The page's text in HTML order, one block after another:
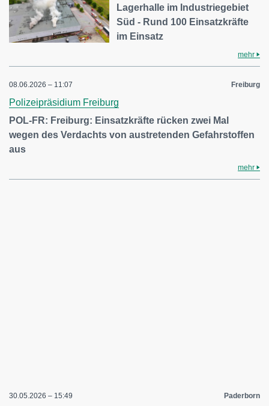
Lagerhalle im Industriegebiet
Süd - Rund 100 Einsatzkräfte
im Einsatz
mehr
08.06.2026 – 11:07 Freiburg
Polizeipräsidium Freiburg
POL-FR: Freiburg: Einsatzkräfte rücken zwei Mal
wegen des Verdachts von austretenden Gefahrstoffen
aus
mehr
30.05.2026 – 15:49 Paderborn